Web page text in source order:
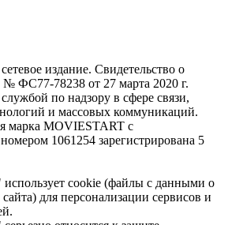
издание. Свидетельство о
ФС77-78238 от 27 марта 2020 г.
по надзору в сфере связи,
и массовых коммуникаций.
марка MOVIESTART с
1061254 зарегистрирована 5
cookie (файлы с данными о
для персонализации сервисов и